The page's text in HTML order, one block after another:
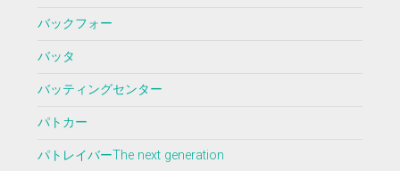
バックフォー
バッタ
バッティングセンター
パトカー
パトレイバーThe next generation